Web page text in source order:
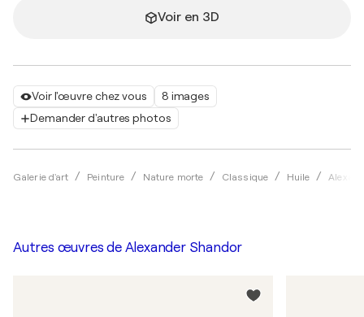
Voir l'œuvre chez vous
8 images
Demander d'autres photos
Galerie d'art Peinture Nature morte Classique Huile
Voir en 3D
Autres œuvres de Alexander Shandor